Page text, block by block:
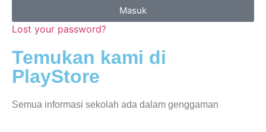
Masuk
Lost your password?
Temukan kami di
PlayStore
Semua informasi sekolah ada dalam genggaman